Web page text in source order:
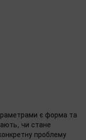
є форма та
чи стане
проблему